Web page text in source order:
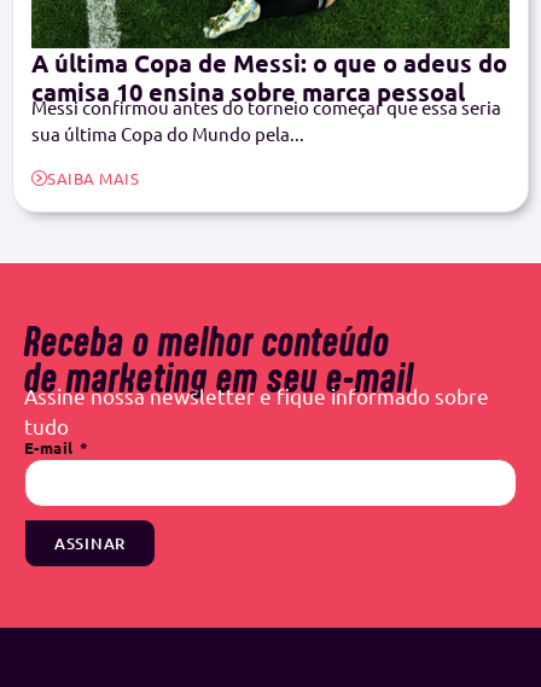
A última Copa de Messi: o que o adeus do
camisa 10 ensina sobre marca pessoal
Messi confirmou antes do torneio começar que essa seria
sua última Copa do Mundo pela...
SAIBA MAIS
Receba o melhor conteúdo
de marketing em seu e-mail
Assine nossa newsletter e fique informado sobre
tudo
E-mail
ASSINAR